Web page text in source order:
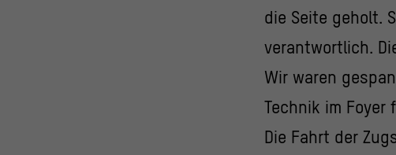
die Seite geholt.
verantwortlich.
Wir waren
Technik im
Die Fahrt der